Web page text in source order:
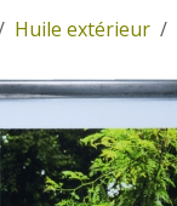
Huile extérieur